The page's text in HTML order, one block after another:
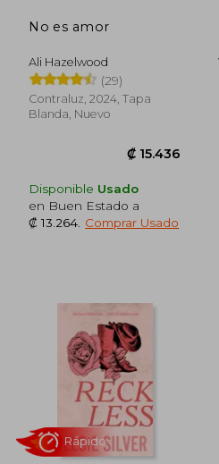
No es amor
Ali Hazelwood
(29)
Contraluz, 2024, Tapa
Blanda, Nuevo
Disponible Usado
en Buen Estado a
₡ 13.264 Comprar Usado